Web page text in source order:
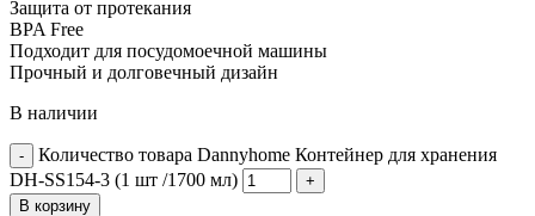
Защита от протекания
BPA Free
Подходит для посудомоечной машины
Прочный и долговечный дизайн
В наличии
Количество товара Dannyhome Контейнер для хранения
DH-SS154-3 (1 шт /1700 мл)
В корзину